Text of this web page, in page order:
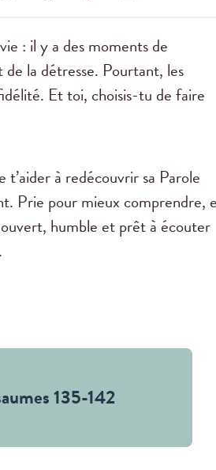
: il y a des moments de
de la détresse. Pourtant, les
Et toi, choisis-tu de faire
à redécouvrir sa Parole
Prie pour mieux comprendre,
humble et prêt à écouter
135-142